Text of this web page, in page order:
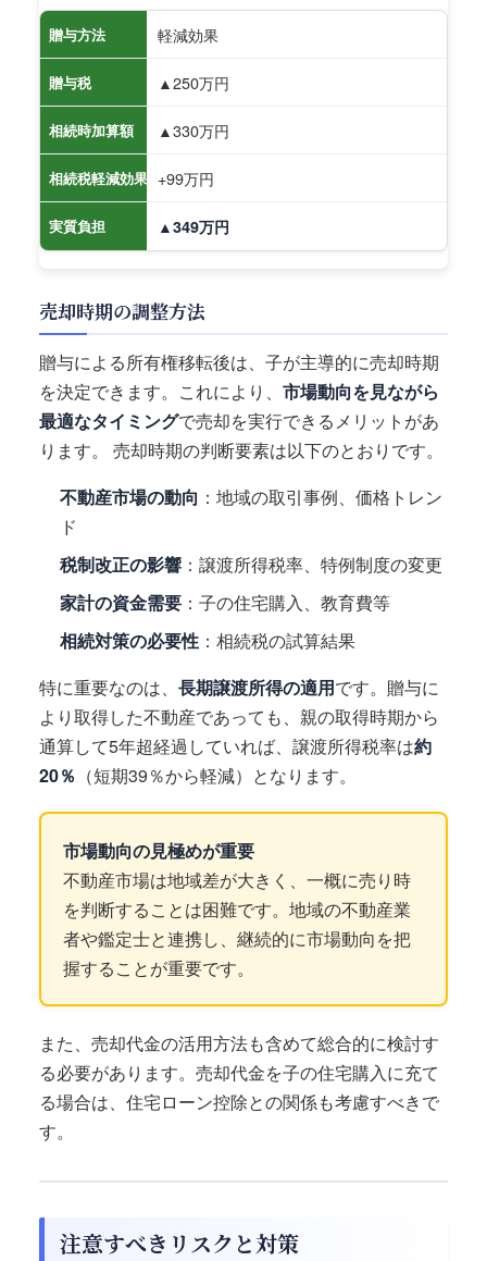
贈与方法 軽減効果
贈与税 ▲250万円
相続時加算額 ▲330万円
相続税軽減効果 +99万円
実質負担 ▲349万円
売却時期の調整方法
贈与による所有権移転後は、子が主導的に売却時期
を決定できます。これにより、 市場動向を見ながら
最適なタイミングで売却を実行できるメリットがあ
ります。 売却時期の判断要素は以下のとおりです。
不動産市場の動向 ：地域の取引事例、価格トレン
ド
税制改正の影響 ：譲渡所得税率、特例制度の変更
家計の資金需要 ：子の住宅購入、教育費等
相続対策の必要性 ：相続税の試算結果
特に重要なのは、 長期譲渡所得の適用です。贈与に
より取得した不動産であっても、親の取得時期から
通算して5年超経過していれば、譲渡所得税率は約
20％ （短期39％から軽減）となります。
市場動向の見極めが重要
不動産市場は地域差が大きく、一概に売り時
を判断することは困難です。地域の不動産業
者や鑑定士と連携し、継続的に市場動向を把
握することが重要です。
また、売却代金の活用方法も含めて総合的に検討す
る必要があります。売却代金を子の住宅購入に充て
る場合は、住宅ローン控除との関係も考慮すべきで
す。
注意すべきリスクと対策